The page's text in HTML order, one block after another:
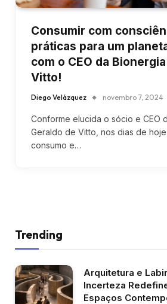
Consumir com
práticas para um
com o CEO da
Vitto!
Diego Velázquez novembro 7, 2024
Conforme elucida o sócio e CEO
Geraldo de Vitto, nos dias de
consumo e…
Trending
Arquitetura e
Incerteza
Espaços